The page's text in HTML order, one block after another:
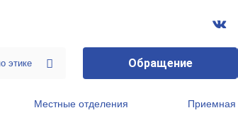
Обращение
Местные отделения Приемная